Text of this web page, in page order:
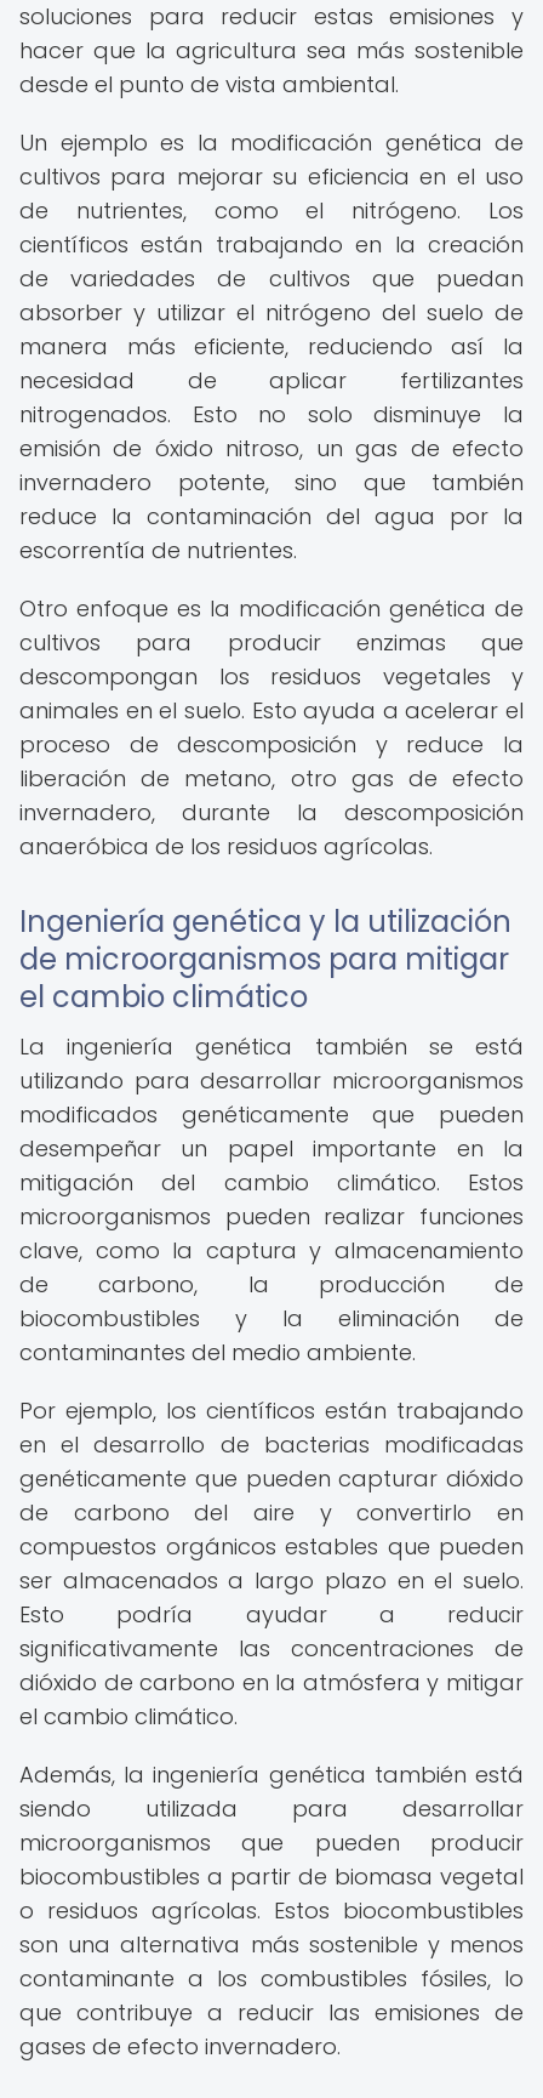
soluciones para reducir estas emisiones y
hacer que la agricultura sea más sostenible
desde el punto de vista ambiental.
Un ejemplo es la modificación genética de
cultivos para mejorar su eficiencia en el uso
de nutrientes, como el nitrógeno. Los
científicos están trabajando en la creación
de variedades de cultivos que puedan
absorber y utilizar el nitrógeno del suelo de
manera más eficiente, reduciendo así la
necesidad de aplicar fertilizantes
nitrogenados. Esto no solo disminuye la
emisión de óxido nitroso, un gas de efecto
invernadero potente, sino que también
reduce la contaminación del agua por la
escorrentía de nutrientes.
Otro enfoque es la modificación genética de
cultivos para producir enzimas que
descompongan los residuos vegetales y
animales en el suelo. Esto ayuda a acelerar el
proceso de descomposición y reduce la
liberación de metano, otro gas de efecto
invernadero, durante la descomposición
anaeróbica de los residuos agrícolas.
Ingeniería genética y la utilización
de microorganismos para mitigar
el cambio climático
La ingeniería genética también se está
utilizando para desarrollar microorganismos
modificados genéticamente que pueden
desempeñar un papel importante en la
mitigación del cambio climático. Estos
microorganismos pueden realizar funciones
clave, como la captura y almacenamiento
de carbono, la producción de
biocombustibles y la eliminación de
contaminantes del medio ambiente.
Por ejemplo, los científicos están trabajando
en el desarrollo de bacterias modificadas
genéticamente que pueden capturar dióxido
de carbono del aire y convertirlo en
compuestos orgánicos estables que pueden
ser almacenados a largo plazo en el suelo.
Esto podría ayudar a reducir
significativamente las concentraciones de
dióxido de carbono en la atmósfera y mitigar
el cambio climático.
Además, la ingeniería genética también está
siendo utilizada para desarrollar
microorganismos que pueden producir
biocombustibles a partir de biomasa vegetal
o residuos agrícolas. Estos biocombustibles
son una alternativa más sostenible y menos
contaminante a los combustibles fósiles, lo
que contribuye a reducir las emisiones de
gases de efecto invernadero.